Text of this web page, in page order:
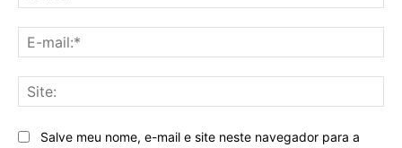
Salve meu nome, e-mail e site neste navegador para a